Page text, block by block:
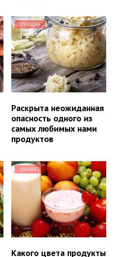
ЛУЧШЕЕ
Раскрыта неожиданная
опасность одного из
самых любимых нами
продуктов
ЛУЧШЕЕ
Какого цвета продукты